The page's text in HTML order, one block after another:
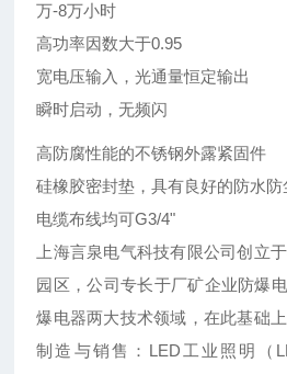
万-8万小时
高功率因数大于0.95
宽电压输入，光通量恒定输出
瞬时启动，无频闪
高防腐性能的不锈钢外露紧固件
硅橡胶密封垫，具有良好的防水
电缆布线均可G3/4"
上海言泉电气科技有限公司创立
园区，公司专长于厂矿企业防爆
爆电器两大技术领域，在此基础
制造与销售：LED工业照明（